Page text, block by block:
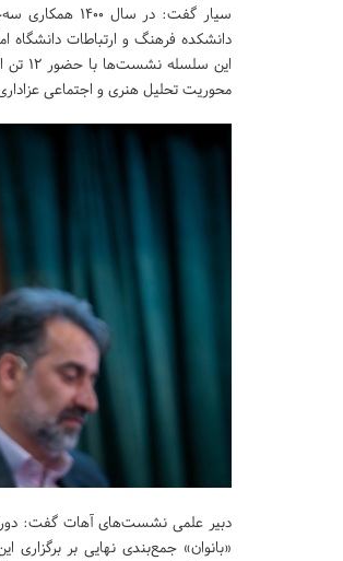
سیار گفت: در
دانشکده فرهنگ و ارتباطات دانشگاه
محوریت تحلیل هنری و اجتماعی عزاداری‌های محرم
«بانوان» جمع‌بندی نهایی بر